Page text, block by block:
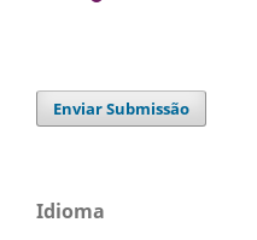
Enviar Submissão
Idioma